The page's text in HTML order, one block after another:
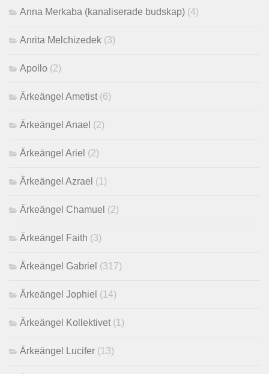
Anna Merkaba (kanaliserade budskap) (4)
Anrita Melchizedek (3)
Apollo (2)
Ärkeängel Ametist (6)
Ärkeängel Anael (2)
Ärkeängel Ariel (2)
Ärkeängel Azrael (1)
Ärkeängel Chamuel (2)
Ärkeängel Faith (3)
Ärkeängel Gabriel (317)
Ärkeängel Jophiel (14)
Ärkeängel Kollektivet (1)
Ärkeängel Lucifer (13)